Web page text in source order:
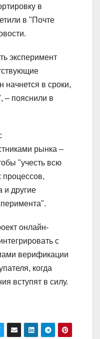
в
в "Почте
эксперимент
в сроки,
– пояснили в
рынка –
"учесть всю
и другие
онлайн-
с
верификации
когда
вступят в силу.